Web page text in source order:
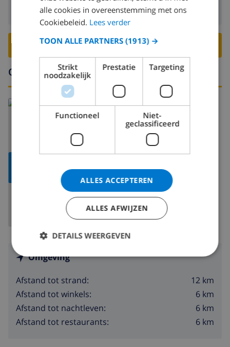
Vertrek:Voor: 10:00
BOEK DEZE VILLA ›
Omgeving
Lees meer over:
Spanje> Pollensa
Omgeving
Afstand tot strand:
12 km
Afstand tot winkels:
6 km
Afstand tot nachtleven:
6 km
Afstand tot restaurants:
6 km
alle cookies in overeenstemming met ons
Cookiebeleid. Lees verder
TOON ALLE PARTNERS(1913) →
Strikt
noodzakelijk
Prestatie Targeting
Functioneel
Niet-
geclassificeerd
ALLES ACCEPTEREN
ALLES AFWIJZEN
DETAILS WEERGEVEN